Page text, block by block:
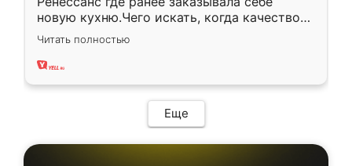
новую кухню.Чего искать, когда качеством
вполне довольна. Служит кухня уже почти
два года, нареканий нет.
Читать полностью
Еще